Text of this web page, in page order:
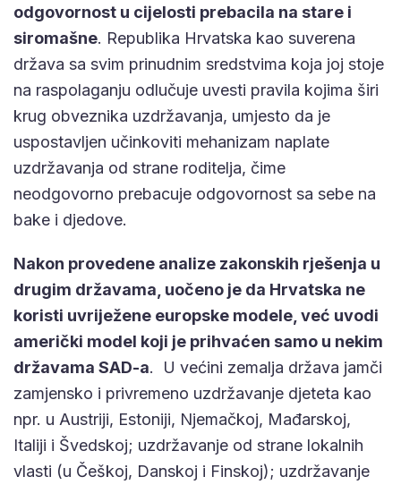
odgovornost u cijelosti prebacila na stare i
siromašne. Republika Hrvatska kao suverena
država sa svim prinudnim sredstvima koja joj stoje
na raspolaganju odlučuje uvesti pravila kojima širi
krug obveznika uzdržavanja, umjesto da je
uspostavljen učinkoviti mehanizam naplate
uzdržavanja od strane roditelja, čime
neodgovorno prebacuje odgovornost sa sebe na
bake i djedove.
Nakon provedene analize zakonskih rješenja u
drugim državama, uočeno je da Hrvatska ne
koristi uvriježene europske modele, već uvodi
američki model koji je prihvaćen samo u nekim
državama SAD-a. U većini zemalja država jamči
zamjensko i privremeno uzdržavanje djeteta kao
npr. u Austriji, Estoniji, Njemačkoj, Mađarskoj,
Italiji i Švedskoj; uzdržavanje od strane lokalnih
vlasti (u Češkoj, Danskoj i Finskoj); uzdržavanje